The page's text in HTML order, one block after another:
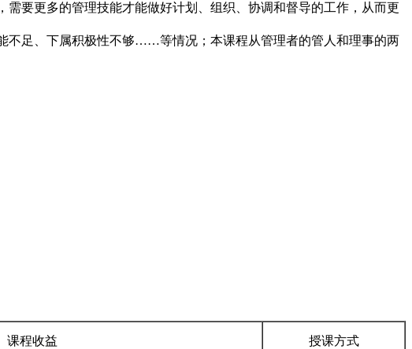
要更多的管理技能才能做好计划、组织、协调和督导的工作，从而更
不足、下属积极性不够……等情况；本课程从管理者的管人和理事的两
课程收益 授课方式